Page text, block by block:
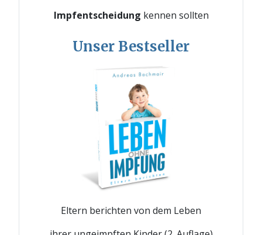
Impfentscheidung kennen sollten
Unser Bestseller
Eltern berichten von dem Leben